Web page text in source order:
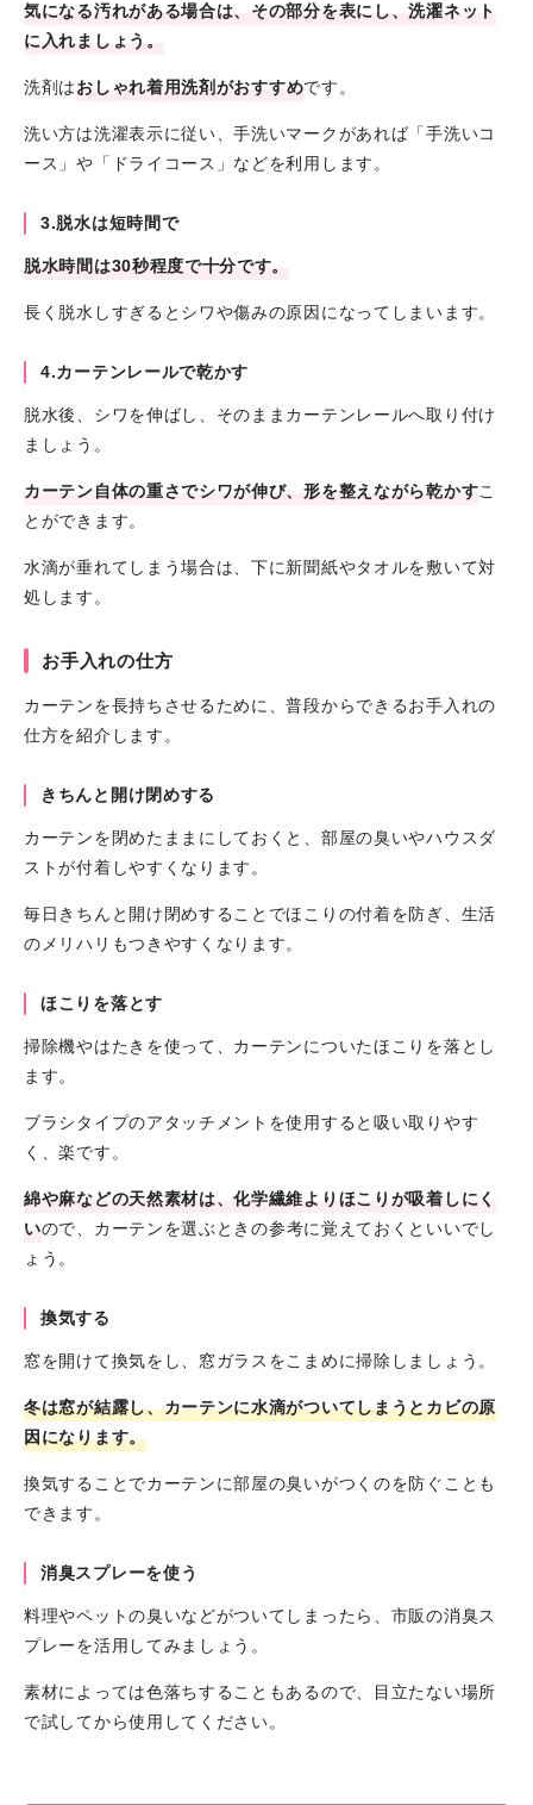
気になる汚れがある場合は、その部分を表にし、洗濯ネット
に入れましょう。
洗剤はおしゃれ着用洗剤がおすすめです。
洗い方は洗濯表示に従い、手洗いマークがあれば「手洗いコ
ース」や「ドライコース」などを利用します。
3.脱水は短時間で
脱水時間は30秒程度で十分です。
長く脱水しすぎるとシワや傷みの原因になってしまいます。
4.カーテンレールで乾かす
脱水後、シワを伸ばし、そのままカーテンレールへ取り付け
ましょう。
カーテン自体の重さでシワが伸び、形を整えながら乾かすこ
とができます。
水滴が垂れてしまう場合は、下に新聞紙やタオルを敷いて対
処します。
お手入れの仕方
カーテンを長持ちさせるために、普段からできるお手入れの
仕方を紹介します。
きちんと開け閉めする
カーテンを閉めたままにしておくと、部屋の臭いやハウスダ
ストが付着しやすくなります。
毎日きちんと開け閉めすることでほこりの付着を防ぎ、生活
のメリハリもつきやすくなります。
ほこりを落とす
掃除機やはたきを使って、カーテンについたほこりを落とし
ます。
ブラシタイプのアタッチメントを使用すると吸い取りやす
く、楽です。
綿や麻などの天然素材は、化学繊維よりほこりが吸着しにく
いので、カーテンを選ぶときの参考に覚えておくといいでし
ょう。
換気する
窓を開けて換気をし、窓ガラスをこまめに掃除しましょう。
冬は窓が結露し、カーテンに水滴がついてしまうとカビの原
因になります。
換気することでカーテンに部屋の臭いがつくのを防ぐことも
できます。
消臭スプレーを使う
料理やペットの臭いなどがついてしまったら、市販の消臭ス
プレーを活用してみましょう。
素材によっては色落ちすることもあるので、目立たない場所
で試してから使用してください。